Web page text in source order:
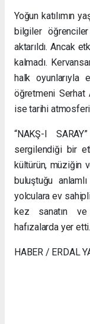
Yoğun katılımın
bilgiler
aktarıldı. Ancak
kalmadı.
halk oyunlarıyla
öğretmeni Serhat
ise tarihi
“NAKŞ-I
sergilendiği bir
kültürün, müziğin
buluştuğu
yolculara ev
kez sanatın ve
hafızalarda yer etti.
HABER / ERDAL